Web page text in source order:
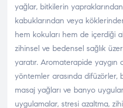
yağlar, bitkilerin
kabuklarından veya
hem kokuları hem de içerdiği
zihinsel ve bedensel sağlık
yaratır. Aromaterapide yaygın
yöntemler arasında difüzörler,
masaj yağları ve banyo
uygulamalar, stresi azaltma,